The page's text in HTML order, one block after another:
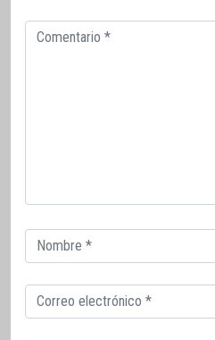
Comentario
Correo
electrónico
Correo
electrónico